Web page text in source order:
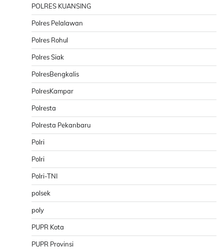
POLRES KUANSING
Polres Pelalawan
Polres Rohul
Polres Siak
PolresBengkalis
PolresKampar
Polresta
Polresta Pekanbaru
Polri
Polri
Polri-TNI
polsek
poly
PUPR Kota
PUPR Provinsi